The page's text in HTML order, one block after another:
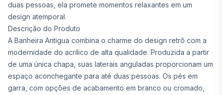
duas pessoas, ela promete momentos relaxantes em um
design atemporal.
Descrição do Produto
A Banheira Antigua combina o charme do design retrô com a
modernidade do acrílico de alta qualidade. Produzida a partir
de uma única chapa, suas laterais anguladas proporcionam um
espaço aconchegante para até duas pessoas. Os pés em
garra, com opções de acabamento em branco ou cromado,